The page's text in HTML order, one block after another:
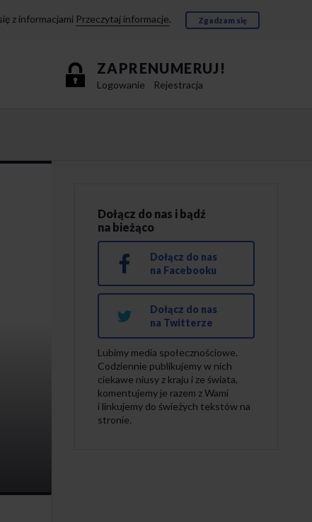
z informacjami Przeczytaj informacje. Zgadzam się
ZAPRENUMERUJ!
Logowanie Rejestracja
Dołącz do nas i bądź
na bieżąco
Dołącz do nas
na Facebooku
Dołącz do nas
na Twitterze
Lubimy media społecznościowe.
Codziennie publikujemy w nich
ciekawe niusy z kraju i ze świata,
komentujemy je razem z Wami
i linkujemy do świeżych tekstów na
stronie.